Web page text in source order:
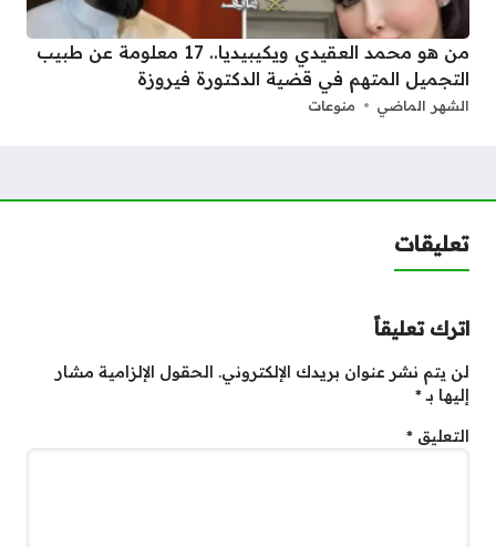
من هو محمد العقيدي ويكيبيديا.. 17 معلومة عن طبيب
التجميل المتهم في قضية الدكتورة فيروزة
الشهر الماضي منوعات
تعليقات
اترك تعليقاً
لن يتم نشر عنوان بريدك الإلكتروني. الحقول الإلزامية مشار
إليها بـ*
التعليق *